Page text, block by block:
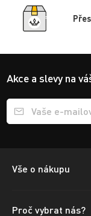
Akce a slevy na
Přihlášení e-mailu
Vše o nákupu
Proč vybrat nás?